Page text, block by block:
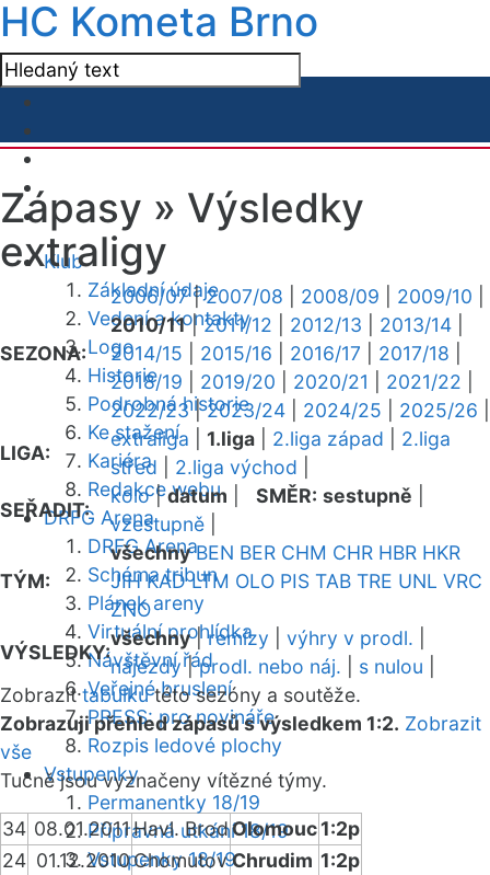
HC Kometa Brno
Klub
Základní údaje
Vedení a kontakty
Logo
Historie
Podrobná historie
Ke stažení
Kariéra
Redakce webu
DRFG Arena
DRFG Arena
Schéma tribun
Plánek areny
Virtuální prohlídka
Návštěvní řád
Veřejné bruslení
PRESS: pro novináře
Rozpis ledové plochy
Vstupenky
Permanentky 18/19
Přípravná utkání 18/19
Vstupenky 18/19
Zápasy » Výsledky
extraligy
SEZONA:
2006/07|2007/08 2008/09 2009/10
2010/11|2011/12 2012/13 2013/14
2014/15
2015/16 2016/17 2017/18
2018/19
2019/20 2020/21 2021/22
2022/23|2023/24 2024/25 2025/26
LIGA:
extraliga 1.liga 2.liga západ
2.liga
střed
2.liga východ
SEŘADIT:
kolo|datum SMĚR: sestupně
vzestupně
TÝM:
všechny BEN BER CHM CHR HBR HKR
JIH KAD LTM OLO PIS TAB TRE UNL VRC
ZNO
VÝSLEDKY:
všechny|remízy výhry v prodl.
nájezdy|prodl. nebo náj. s nulou
Zobrazittabulkutéto sezóny a soutěže.
Zobrazuji přehled zápasů s výsledkem 1:2. Zobrazit
vše
Tučně jsou vyznačeny vítězné týmy.
34 08.01.2011Havl. BrodOlomouc1:2p
24 01.12.2010ChomutovChrudim 1:2p